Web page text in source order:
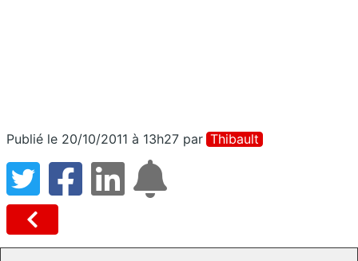
Publié le 20/10/2011 à 13h27 par Thibault